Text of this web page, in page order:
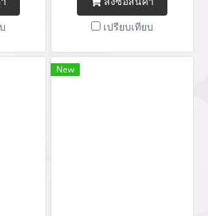
เปรียบเทียบ
New